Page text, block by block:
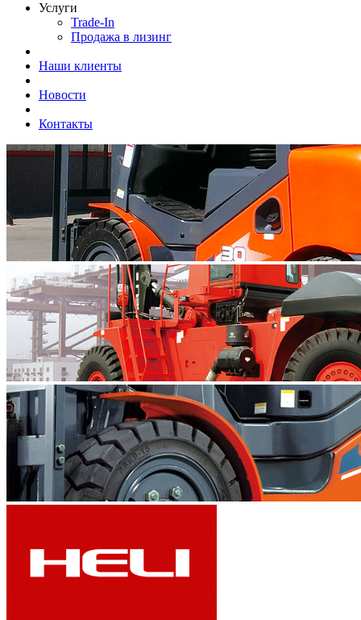
Услуги
Trade-In
Продажа в лизинг
Наши клиенты
Новости
Контакты